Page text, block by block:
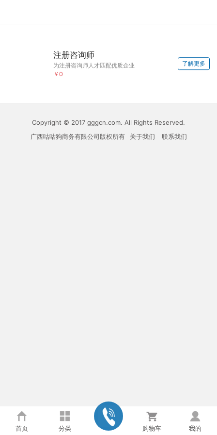
注册咨询师
为注册咨询师人才匹配优质企业
￥0
了解更多
Copyright © 2017 gggcn.com. All Rights Reserved.
广西咕咕狗商务有限公司版权所有
关于我们 联系我们
首页 分类 购物车 我的